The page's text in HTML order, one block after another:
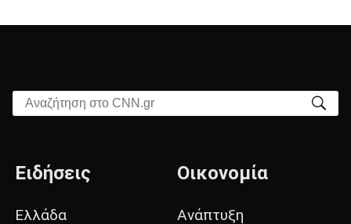
Αναζήτηση στο CNN.gr
Ειδήσεις
Ελλάδα
Οικονομία
Ανάπτυξη